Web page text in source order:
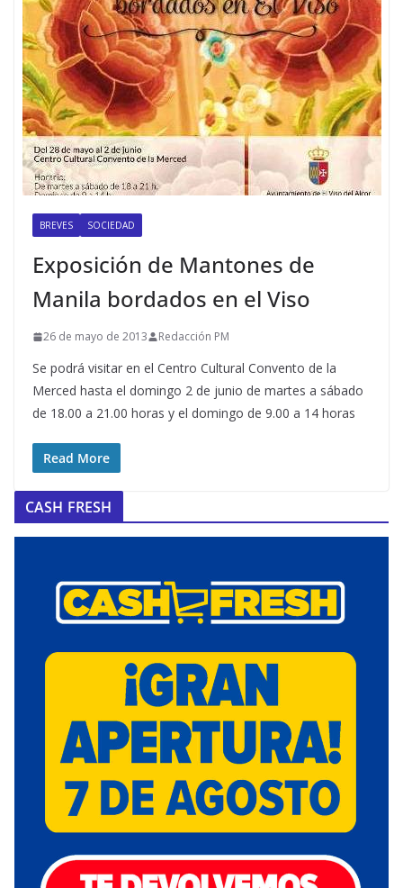
BREVES SOCIEDAD
Exposición de Mantones de
Manila bordados en el Viso
26 de mayo de 2013 Redacción PM
Se podrá visitar en el Centro Cultural Convento de la
Merced hasta el domingo 2 de junio de martes a sábado
de 18.00 a 21.00 horas y el domingo de 9.00 a 14 horas
Read More
CASH FRESH